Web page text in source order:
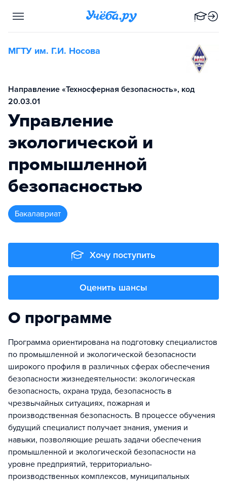
МГТУ им. Г.И. Носова
Направление «Техносферная безопасность», код
20.03.01
Управление
экологической и
промышленной
безопасностью
бакалавриат
Хочу поступить
Оценить шансы
О программе
Программа ориентирована на подготовку специалистов
по промышленной и экологической безопасности
широкого профиля в различных сферах обеспечения
безопасности жизнедеятельности: экологическая
безопасность, охрана труда, безопасность в
чрезвычайных ситуациях, пожарная и
производственная безопасность. В процессе обучения
будущий специалист получает знания, умения и
навыки, позволяющие решать задачи обеспечения
промышленной и экологической безопасности на
уровне предприятий, территориально-
производственных комплексов, муниципальных